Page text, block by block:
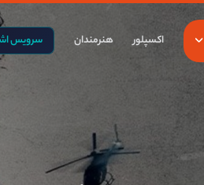
اکسپلور هنرمندان سرویس